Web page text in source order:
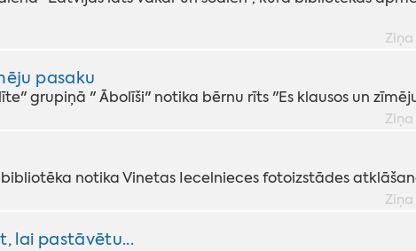
pasaku
grupiņā " Ābolīši" notika bērnu rīts "Es klausos un
notika Vinetas Iecelnieces fotoizstādes
lai pastāvētu...